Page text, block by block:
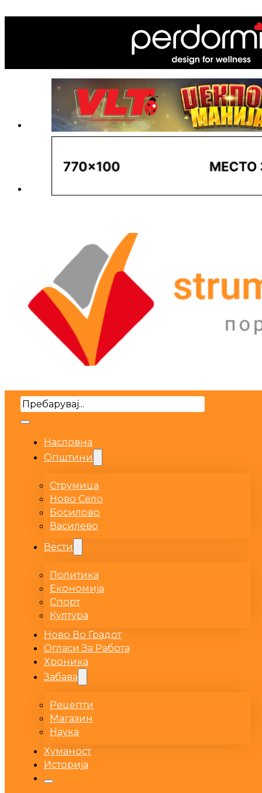
Search
Насловна
Општини
Струмица
Ново Село
Босилово
Василево
Вести
Политика
Економија
Спорт
Култура
Ново Во Градот
Огласи За Работа
Хроника
Забава
Рецепти
Магазин
Наука
Хуманост
Историја